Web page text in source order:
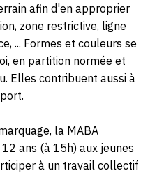
afin d'en approprier
zone restrictive, ligne
... Formes et couleurs se
en partition normée et
Elles contribuent aussi à
la MABA
ans (à 15h) aux jeunes
à un travail collectif